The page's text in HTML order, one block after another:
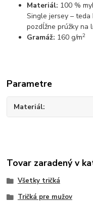
Materiál: 100 %
Single jersey –
pozdĺžne prúžky na
Gramáž: 160 g/m2
Parametre
Materiál
Tovar zaradený v
Všetky tričká
Tričká pre mužov